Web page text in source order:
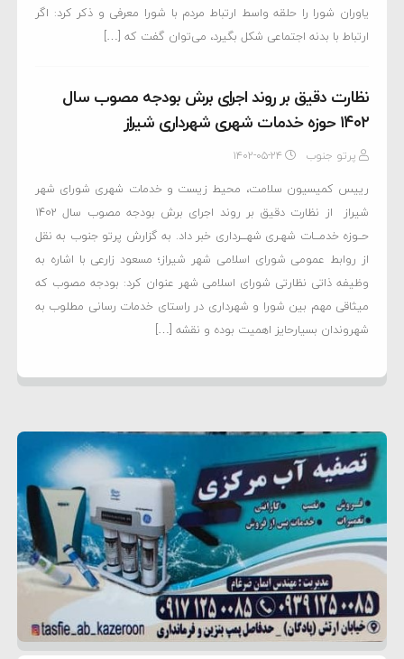
یاوران شورا را حلقه واسط ارتباط مردم با شورا معرفی و ذکر کرد: اگر
ارتباط با بدنه اجتماعی شکل بگیرد، می‌توان گفت که […]
نظارت دقیق بر روند اجرای برش بودجه مصوب سال
۱۴۰۲ حوزه خدمات شهری شهرداری شیراز
پرتو جنوب ۱۴۰۲-۰۵-۲۴
رییس کمیسیون سلامت، محیط زیست و خدمات شهری شورای شهر
شیراز از نظارت دقیق بر روند اجرای برش بودجه مصوب سال ۱۴۰۲
حــوزه خدمـــات شهـری شهـــرداری خبر داد. به گزارش پرتو جنوب به نقل
از روابط عمومی شورای اسلامی شهر شیراز؛ مسعود زارعی با اشاره به
وظیفه ذاتی نظارتی شورای اسلامی شهر عنوان کرد: بودجه مصوب که
میثاقی مهم بین شورا و شهرداری در راستای خدمات رسانی مطلوب به
شهروندان بسیارحایز اهمیت بوده و نقشه […]